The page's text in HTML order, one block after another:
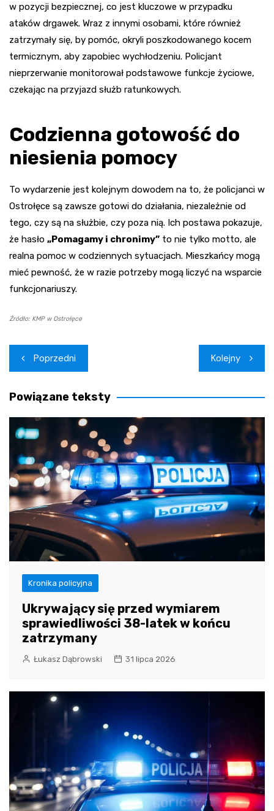
w pozycji bezpiecznej, co jest kluczowe w przypadku
ataków drgawek. Wraz z innymi osobami, które również
zatrzymały się, by pomóc, okryli poszkodowanego kocem
termicznym, aby zapobiec wychłodzeniu. Policjant
nieprzerwanie monitorował podstawowe funkcje życiowe,
czekając na przyjazd służb ratunkowych.
Codzienna gotowość do
niesienia pomocy
To wydarzenie jest kolejnym dowodem na to, że policjanci w
Ostrołęce są zawsze gotowi do działania, niezależnie od
tego, czy są na służbie, czy poza nią. Ich postawa pokazuje,
że hasło „Pomagamy i chronimy” to nie tylko motto, ale
realna pomoc w codziennych sytuacjach. Mieszkańcy mogą
mieć pewność, że w razie potrzeby mogą liczyć na wsparcie
funkcjonariuszy.
Źródło: KMP w Ostrołęce
Nawigacja
wpisu
Poprzedni Kolejny
Powiązane teksty
Kronika policyjna
Ukrywający się przed wymiarem
sprawiedliwości 38-latek w końcu
zatrzymany
Łukasz Dąbrowski 31 lipca 2026